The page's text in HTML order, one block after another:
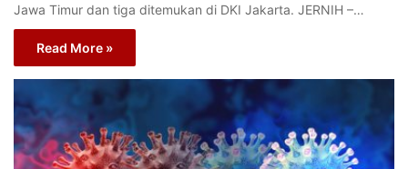
Jawa Timur dan tiga ditemukan di DKI Jakarta. JERNIH –…
Read More »